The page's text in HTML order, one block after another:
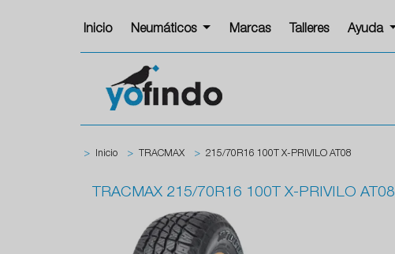
Inicio Neumáticos Marcas Talleres Ayuda
> Inicio > TRACMAX > 215/70R16 100T X-PRIVILO AT08
TRACMAX 215/70R16 100T X-PRIVILO AT08